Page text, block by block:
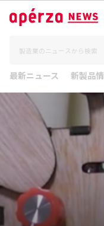
最新ニュース 新製品